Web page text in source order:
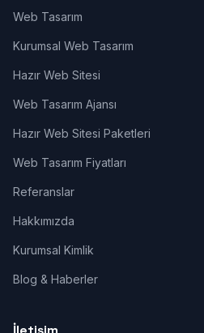
Web Tasarım
Kurumsal Web Tasarım
Hazır Web Sitesi
Web Tasarım Ajansı
Hazır Web Sitesi Paketleri
Web Tasarım Fiyatları
Referanslar
Hakkımızda
Kurumsal Kimlik
Blog & Haberler